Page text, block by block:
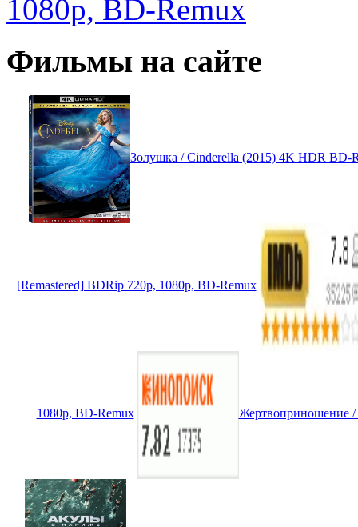
1080p, BD-Remux
Фильмы на сайте
Золушка / Cinderella (2015) 4K HDR BD-
[Remastered] BDRip 720p, 1080p, BD-Remux
1080p, BD-Remux Жертвоприношение /